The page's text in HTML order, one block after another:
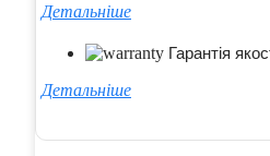
Детальніше
Гарантія
Детальніше